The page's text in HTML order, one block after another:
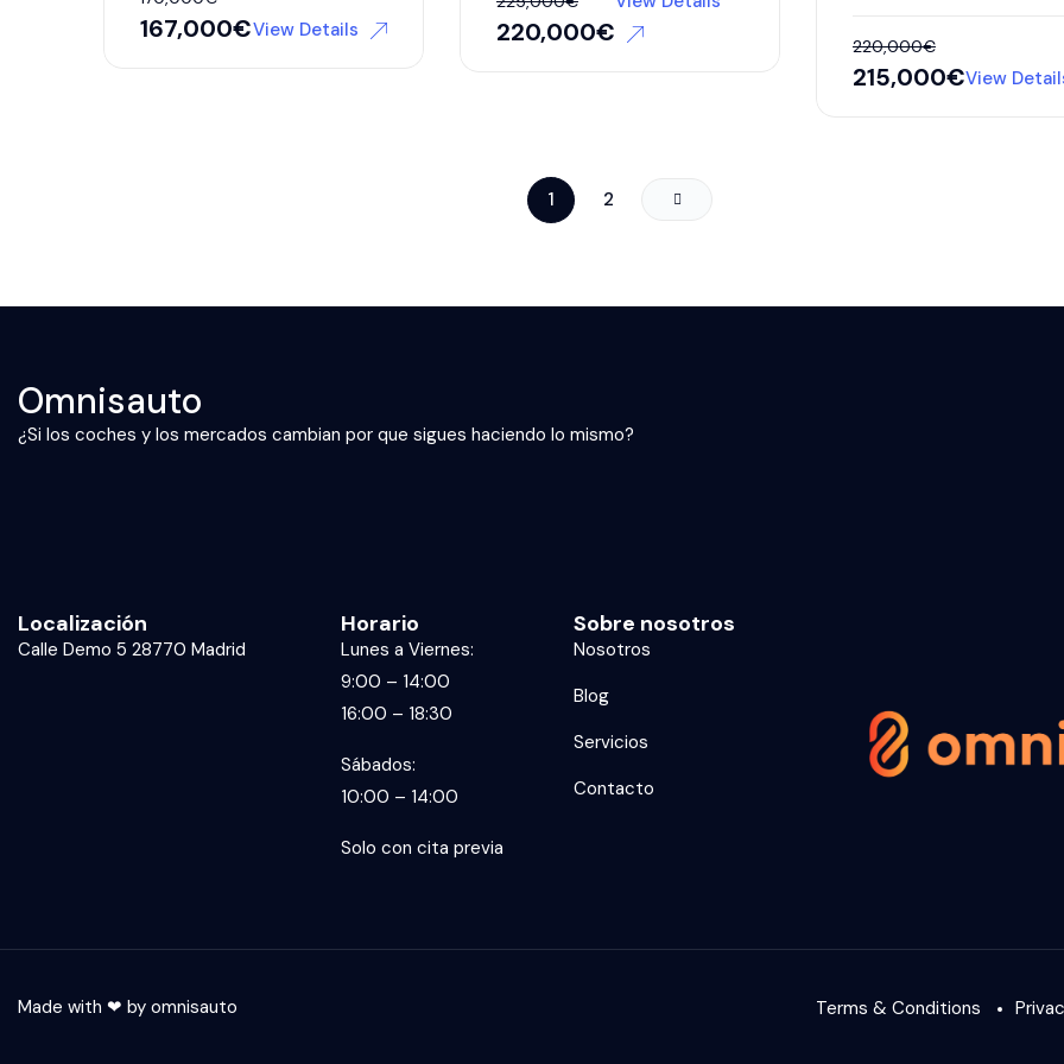
167,000€View Details 220,000€ 220,000€
215,000€View
1 2
Omnisauto
¿Si los coches y los mercados cambian por que sigues haciendo lo mismo?
Localización
Calle Demo 5 28770 Madrid
Horario
Lunes a Viernes:
9:00 – 14:00
16:00 – 18:30
Sábados:
10:00 – 14:00
Solo con cita previa
Sobre nosotros
Nosotros
Blog
Servicios
Contacto
Made with ❤ by omnisauto Terms & Conditions